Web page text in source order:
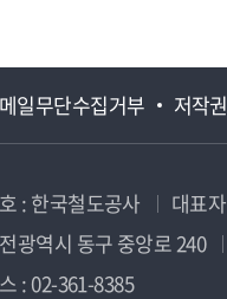
일무단수집거부 저작
: 한국철도공사 대표
광역시 동구 중앙로 240
: 02-361-8385